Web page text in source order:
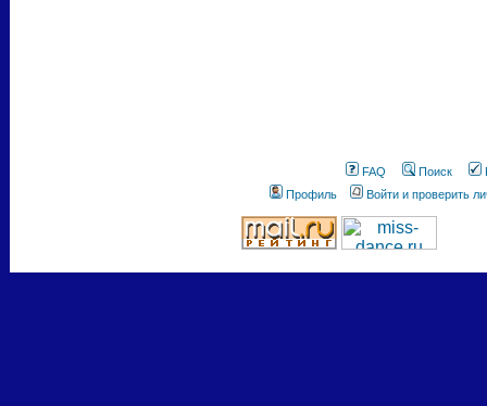
FAQ Поиск
Профиль
Войти и проверить